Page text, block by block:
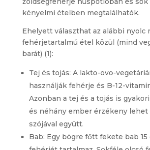
kényelmi ételben megtalálhatók.
Ehelyett választhat az alábbi nyolc
fehérjetartalmú étel közül (mind
barát) (1):
Tej és tojás: A lakto-ovo-
használják fehérje és B-12-
Azonban a tej és a tojás is
és néhány ember érzékeny lehet
szójával együtt.
Bab: Egy bögre főtt fekete bab 15